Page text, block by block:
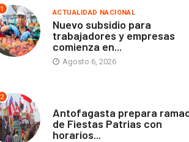
1 ACTUALIDAD NACIONAL
Nuevo subsidio para
trabajadores y empresas
comienza en...
Agosto 6, 2026
2
Antofagasta prepara
de Fiestas Patrias con
horarios...